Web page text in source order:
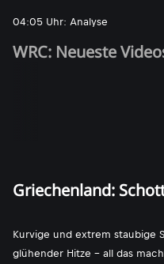
04:05 Uhr: Analyse
WRC: Neueste
Griechenland:
Kurvige und extrem staubige
glühender Hitze - all das